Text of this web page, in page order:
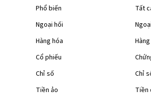
Phổ biến
Ngoại hối
Hàng hóa
Cổ phiếu
Chỉ số
Tiền ảo
Tất
Chỉ
Tiền